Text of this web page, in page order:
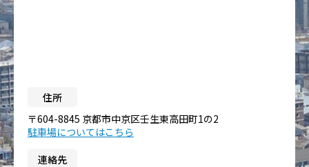
住所
〒604-8845 京都市中京区壬生東高田町1の2
駐車場についてはこちら
連絡先